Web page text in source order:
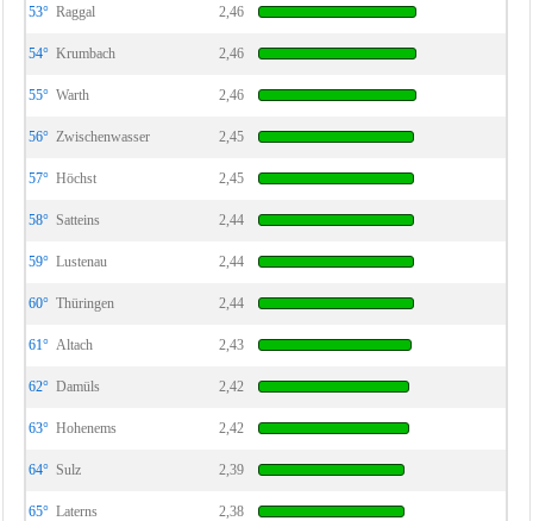
53° Raggal 2,46
54° Krumbach 2,46
55° Warth 2,46
56° Zwischenwasser 2,45
57° Höchst 2,45
58° Satteins 2,44
59° Lustenau 2,44
60° Thüringen 2,44
61° Altach 2,43
62° Damüls 2,42
63° Hohenems 2,42
64° Sulz 2,39
65° Laterns 2,38